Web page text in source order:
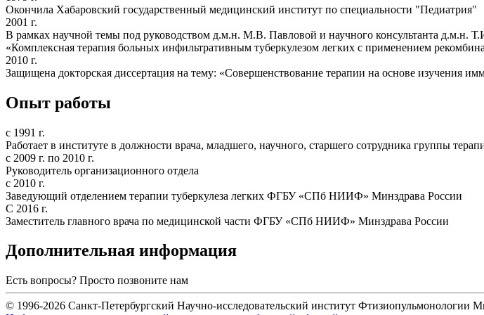
Окончила Хабаровский государственный медицинский институт по специальности "Педиатрия"
2001 г.
В рамках научной темы под руководством д.м.н. М.В. Павловой и научного консультанта д.м.н.
«Комплексная терапия больных инфильтративным туберкулезом легких с применением
2010 г.
Защищена докторская диссертация на тему: «Совершенствование терапии на основе изучения
Опыт работы
с 1991 г.
Работает в институте в должности врача, младшего, научного, старшего сотрудника группы
с 2009 г. по 2010 г.
Руководитель организационного отдела
с 2010 г.
Заведующий отделением терапии туберкулеза легких ФГБУ «СПб НИИФ» Минздрава России
С 2016 г.
Заместитель главного врача по медицинской части ФГБУ «СПб НИИФ» Минздрава России
Дополнительная информация
Есть вопросы? Просто позвоните нам
© 1996-2026 Санкт-Петербургский Научно-исследовательский институт Фтизиопульмонологии